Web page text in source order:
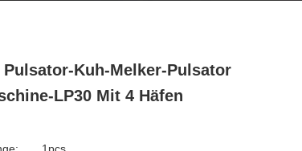
Kuh-Melker-Pulsator
LP30 Mit 4 Häfen